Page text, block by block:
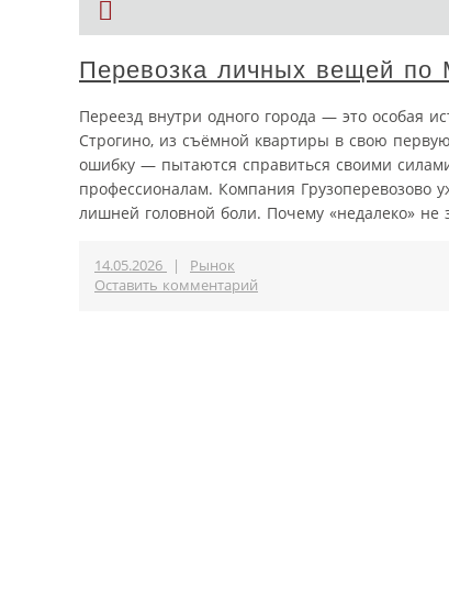
Перевозка личных вещей по
Переезд внутри одного города — это особая
Строгино, из съёмной квартиры в свою
ошибку — пытаются справиться своими
профессионалам. Компания Грузоперевозово
лишней головной боли. Почему «недалеко» не
14.05.2026 |
Рынок
Оставить комментарий